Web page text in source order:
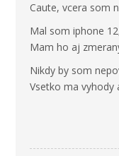
Caute, vcera som
Mal som iphone
Mam ho aj
Nikdy by som
Vsetko ma vyhody